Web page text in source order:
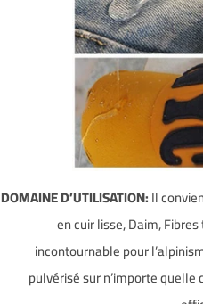
DOMAINE D’UTILISATION:Il
en cuir lisse, Daim,
incontournable pour
pulvérisé sur n’importe